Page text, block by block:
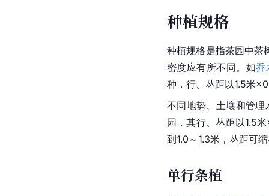
种植规格
种植规格是指茶园中茶
密度应有所不同。如乔
种，行、丛距以1.5米
不同地势、土壤和管
园，其行、丛距以1.5
到1.0～1.3米，丛距可
单行条植